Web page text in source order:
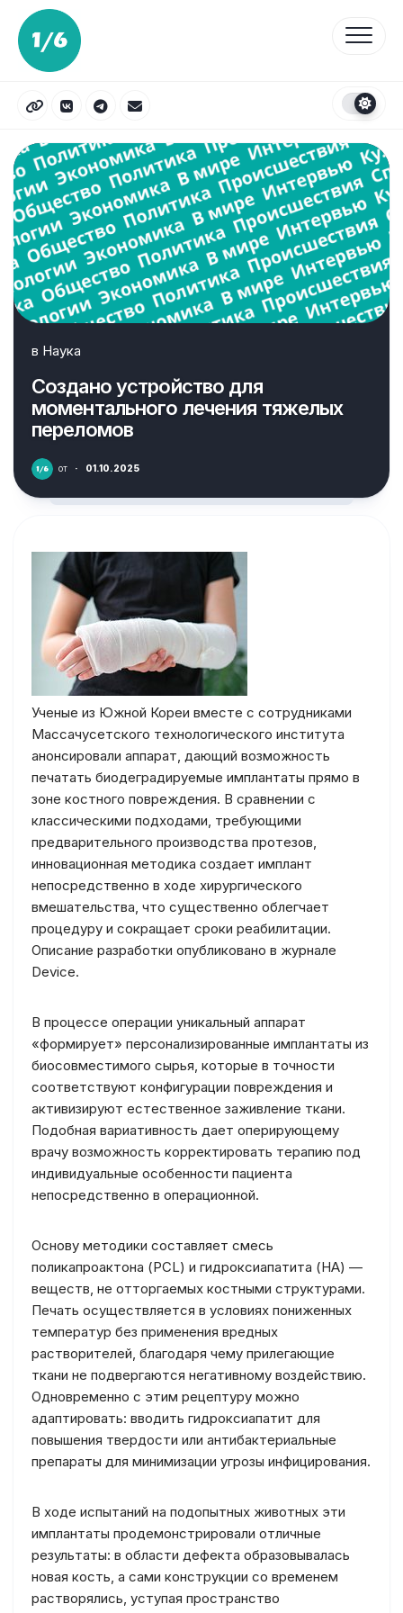
Перейти
содержанию
в Наука
Создано устройство для
моментального лечения тяжелых
переломов
от · 01.10.2025
Ученые из Южной Кореи вместе с сотрудниками
Массачусетского технологического института
анонсировали аппарат, дающий возможность
печатать биодеградируемые имплантаты прямо в
зоне костного повреждения. В сравнении с
классическими подходами, требующими
предварительного производства протезов,
инновационная методика создает имплант
непосредственно в ходе хирургического
вмешательства, что существенно облегчает
процедуру и сокращает сроки реабилитации.
Описание разработки опубликовано в журнале
Device.
В процессе операции уникальный аппарат
«формирует» персонализированные имплантаты из
биосовместимого сырья, которые в точности
соответствуют конфигурации повреждения и
активизируют естественное заживление ткани.
Подобная вариативность дает оперирующему
врачу возможность корректировать терапию под
индивидуальные особенности пациента
непосредственно в операционной.
Основу методики составляет смесь
поликапроактона (PCL) и гидроксиапатита (HA) —
веществ, не отторгаемых костными структурами.
Печать осуществляется в условиях пониженных
температур без применения вредных
растворителей, благодаря чему прилегающие
ткани не подвергаются негативному воздействию.
Одновременно с этим рецептуру можно
адаптировать: вводить гидроксиапатит для
повышения твердости или антибактериальные
препараты для минимизации угрозы инфицирования.
В ходе испытаний на подопытных животных эти
имплантаты продемонстрировали отличные
результаты: в области дефекта образовывалась
новая кость, а сами конструкции со временем
растворялись, уступая пространство